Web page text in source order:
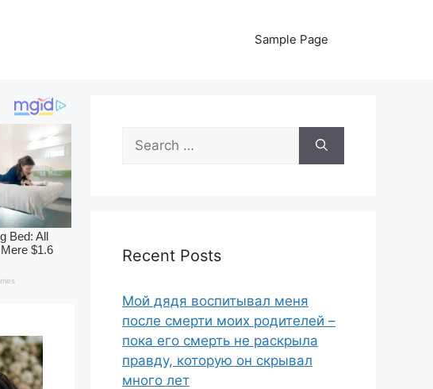
Sample Page
Search
for:
Recent Posts
Мой дядя воспитывал меня
после смерти моих родителей –
пока его смерть не раскрыла
правду, которую он скрывал
много лет